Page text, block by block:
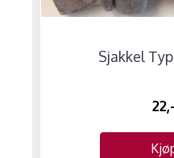
Sjakkel
22,-